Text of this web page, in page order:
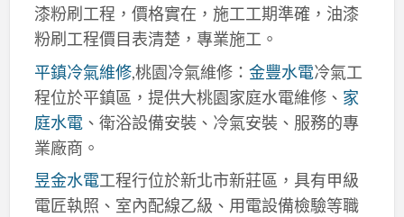
漆粉刷工程，價格實在，施工工期準確，油漆
粉刷工程價目表清楚，專業施工。
平鎮冷氣維修,桃園冷氣維修： 金豐水電冷氣工
程位於平鎮區，提供大桃園家庭水電維修、 家
庭水電、衛浴設備安裝、冷氣安裝、服務的專
業廠商。
昱金水電工程行位於新北市新莊區，具有甲級
電匠執照、室內配線乙級、用電設備檢驗等職